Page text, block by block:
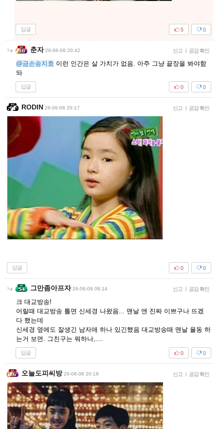
답글 0
5
춘자 26-06-08 20:42 신고 | 공감 확인
@금손송지효 이런 인간은 살 가치가 없음. 아주 그냥 끝장을 봐야함
돠
답글 0
0
RODIN 26-06-08 20:17 신고 | 공감 확인
답글 0
0
그만좀아프자 26-06-09 08:14 신고 공감 확인
크 대교방송!
어릴때 대교방송 틀면 신세경 나왔음... 맨날 앤 진짜 이쁘구나 뜨겠
다 했는데
신세경 옆에도 잘생긴 남자애 하나 있긴했음 대교방송때 맨날 율동 하
는거 보면. 그친구는 뭐하나,....
답글 0
0
오늘도피씨방 26-06-08 20:18 신고 공감 확인